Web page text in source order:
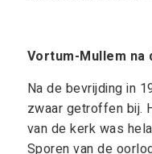
Vortum-Mullem na
Na de bevrijding in
zwaar getroffen bij.
van de kerk was
Sporen van de